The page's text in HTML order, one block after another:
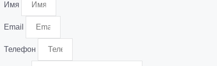
Имя
Email
Телефон